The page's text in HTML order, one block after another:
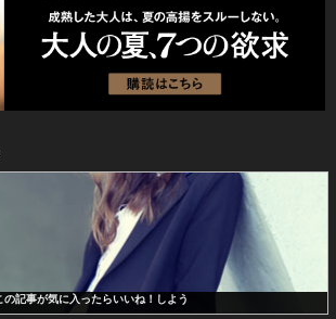
の記事が気に入ったらいいね！しよう